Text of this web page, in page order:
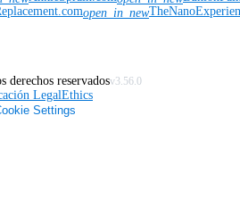
open_in_new
derechos reservadosv3.56.0
LegalEthics
Settings